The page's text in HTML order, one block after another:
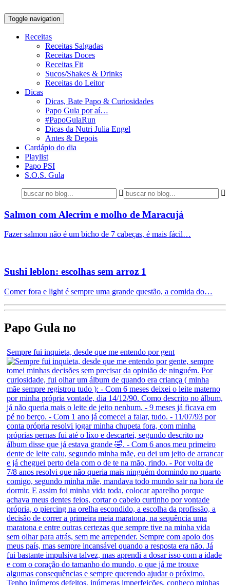
Toggle navigation
Receitas
Receitas Salgadas
Receitas Doces
Receitas Fit
Sucos/Shakes & Drinks
Receitas do Leitor
Dicas
Dicas, Bate Papo & Curiosidades
Papo Gula por aí…
#PapoGulaRun
Dicas da Nutri Julia Engel
Antes & Depois
Cardápio do dia
Playlist
Papo PSI
S.O.S. Gula
Salmon com Alecrim e molho de Maracujá
Fazer salmon não é um bicho de 7 cabeças, é mais fácil…
Sushi leblon: escolhas sem arroz 1
Comer fora e light é sempre uma grande questão, a comida do…
Papo Gula no
Sempre fui inquieta, desde que me entendo por gent